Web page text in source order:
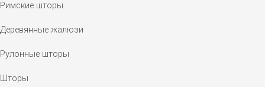
Римские шторы
Деревянные жалюзи
Рулонные шторы
Шторы